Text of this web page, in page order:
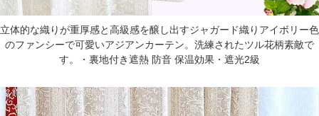
立体的な織りが重厚感と高級感を醸し出すジャガード織りアイボリー色
のファンシーで可愛いアジアンカーテン。洗練されたツル花柄素敵で
す。・裏地付き遮熱 防音 保温効果・遮光2級